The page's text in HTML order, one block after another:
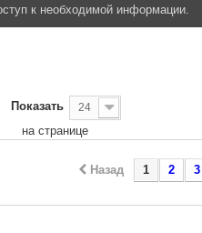
к необходимой информации.
Показать 24
на странице
Назад 1 2 3